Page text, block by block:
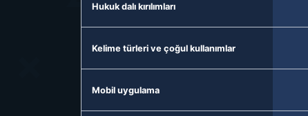
Hukuk dalı kırılımları
Kelime türleri ve çoğul kullanımlar
Mobil uygulama